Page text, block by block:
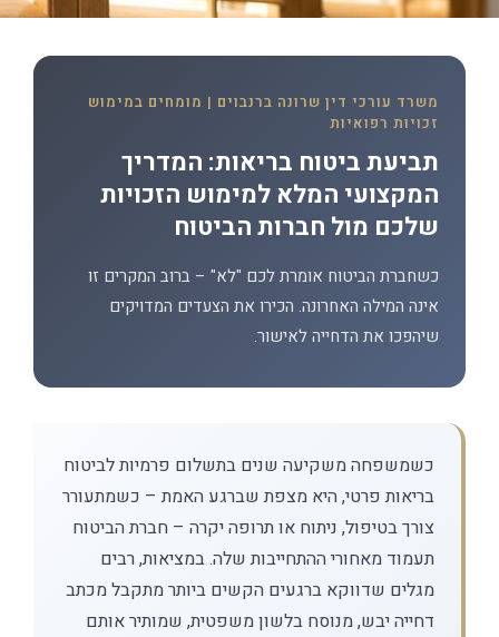
משרד עורכי דין שרונה ברנבוים | מומחים במימוש
זכויות רפואיות
תביעת ביטוח בריאות: המדריך
המקצועי המלא למימוש הזכויות
שלכם מול חברות הביטוח
כשחברת הביטוח אומרת לכם "לא" – ברוב המקרים זו
אינה המילה האחרונה. הכירו את הצעדים המדויקים
שיהפכו את הדחייה לאישור.
כשמשפחה משקיעה שנים בתשלום פרמיות לביטוח
בריאות פרטי, היא מצפת שברגע האמת – כשמתעורר
צורך בטיפול, ניתוח או תרופה יקרה – חברת הביטוח
תעמוד מאחורי ההתחייבות שלה. במציאות, רבים
מגלים שדווקא ברגעים הקשים ביותר מתקבל מכתב
דחייה יבש, מנוסח בלשון משפטית, שמותיר אותם